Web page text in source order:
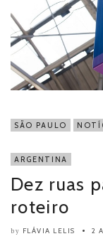
SÃO PAULO
ARGENTINA
Dez ruas
roteiro
by FLÁVIA LELIS 2